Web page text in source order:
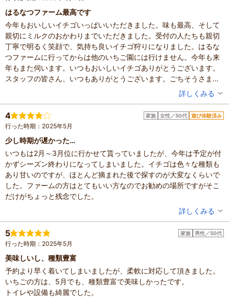
設備の有無：駐車場、トイレ
はるなつファーム最高です
今年もおいしいイチゴいっぱいいただきました。味も最高、そして
親切にミルクのおかわりまでいただきました。受付の人たちも親切
丁寧で明るく笑顔で、気持ち良いイチゴ狩りになりました。はるな
つファームに行ってからは他のいちご園には行けません。今年も来
年もまた伺います。いつもおいしいイチゴありがとうございます。
スタッフの皆さん、いつもありがとうございます。ごちそうさまで
滞在時間：1時間未満
設備の有無：駐車場、トイレ
投稿日：2026年1月12日
詳しくみる
4 家族 女性／50代 遊び体験済み
行った時期：2025年5月
少し時期が遅かった…
いつもは2月～3月位に行かせて貰っていましたが、今年は予定が付
かずシーズン終わりになってしまいました。イチゴは色々な種類も
あり甘いのですが、ほとんど摘まれた後で探すのが大変なくらいで
した。ファームの方はとてもいい方なのでお勧めの場所ですがそこ
だけがちょっと残念でした。
滞在時間：1時間未満
人数：2人
家族の内訳：お子様
子供の年齢：13歳以上
詳しくみる
5 家族 男性／50代
行った時期：2025年5月
美味しいし、種類豊富
予約より早く着いてしまいましたが、柔軟に対応して頂きました。
いちごの方は、5月でも、種類豊富で美味しかったです。
トイレや設備も綺麗でした。